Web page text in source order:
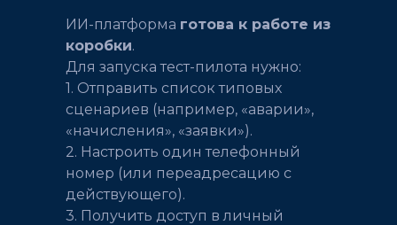
ИИ-платформа готова к работе из
коробки.
Для запуска тест-пилота нужно:
1. Отправить список типовых
сценариев (например, «аварии»,
«начисления», «заявки»).
2. Настроить один телефонный
номер (или переадресацию с
действующего).
3. Получить доступ в личный